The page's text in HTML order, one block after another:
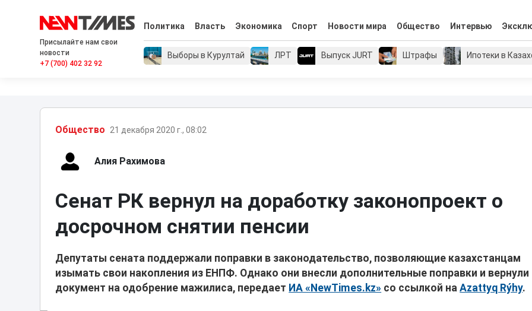
Присылайте нам свои
новости
+7 (700) 402 32 92
Политика Власть Экономика Спорт Новости мира Общество Интервью
Выборы в Курултай ЛРТ Выпуск JURT Штрафы Ипотеки в
Общество 21 декабря 2020 г., 08:02
Алия Рахимова
Сенат РК вернул на доработку законопроект о
досрочном снятии пенсии
Депутаты сената поддержали поправки в законодательство, позволяющие казахстанцам
изымать свои накопления из ЕНПФ. Однако они внесли дополнительные поправки и вернули
документ на одобрение мажилиса, передает ИА «NewTimes.kz» со ссылкой наAzattyq Rýhy.